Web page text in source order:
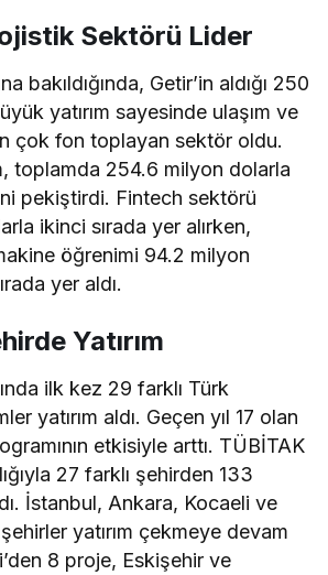
Sektörü Lider
bakıldığında, Getir’in aldığı 250
yatırım sayesinde ulaşım ve
çok fon toplayan sektör oldu.
toplamda 254.6 milyon dolarla
pekiştirdi. Fintech sektörü
ikinci sırada yer alırken,
öğrenimi 94.2 milyon
yer aldı.
Yatırım
ilk kez 29 farklı Türk
yatırım aldı. Geçen yıl 17 olan
etkisiyle arttı. TÜBİTAK
27 farklı şehirden 133
İstanbul, Ankara, Kocaeli ve
yatırım çekmeye devam
8 proje, Eskişehir ve